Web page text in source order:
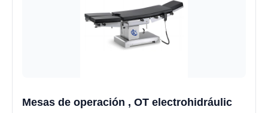
Mesas de operación , OT electrohidráulic